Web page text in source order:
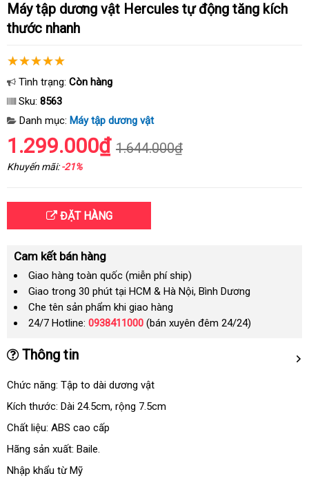
Máy tập dương vật Hercules tự động tăng kích
thước nhanh
Tình trạng: Còn hàng
Sku: 8563
Danh mục: Máy tập dương vật
1.299.000₫ 1.644.000₫
Khuyến mãi:-21%
ĐẶT HÀNG
Cam kết bán hàng
Giao hàng toàn quốc (miễn phí ship)
Giao trong 30 phút tại HCM & Hà Nội, Bình Dương
Che tên sản phẩm khi giao hàng
24/7 Hotline: 0938411000 (bán xuyên đêm 24/24)
Thông tin
Chức năng: Tập to dài dương vật
Kích thước: Dài 24.5cmÚc
, rộng 7.5cm
Chất liệu: ABS cao cấp
Hãng sản xuất: Baile.
Nhập khẩu từ Mỹ